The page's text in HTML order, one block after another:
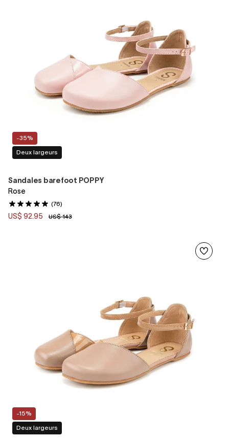
-35%
Deux largeurs
Sandales barefoot POPPY
Rose
(76)
US$ 92.95 US$ 143
-15%
Deux largeurs